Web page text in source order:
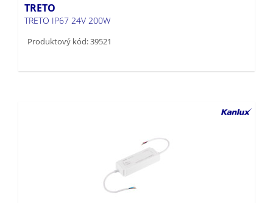
TRETO
TRETO IP67 24V 200W
Produktový kód: 39521